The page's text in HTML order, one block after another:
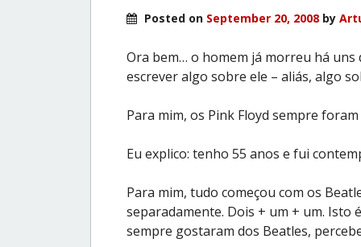
Posted on September 20, 2008 by
Ora bem… o homem já morreu há
escrever algo sobre ele – aliás, algo
Para mim, os Pink Floyd sempre
Eu explico: tenho 55 anos e fui
Para mim, tudo começou com os
separadamente. Dois + um + um. Isto
sempre gostaram dos Beatles,